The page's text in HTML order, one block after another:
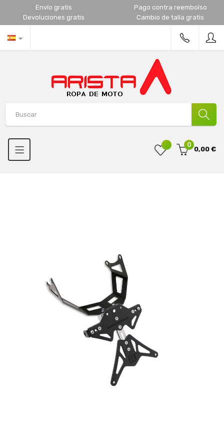
Envío gratis
Pago contra reembolso
Devoluciones gratis
Cambio de talla gratis
0
0,00 €